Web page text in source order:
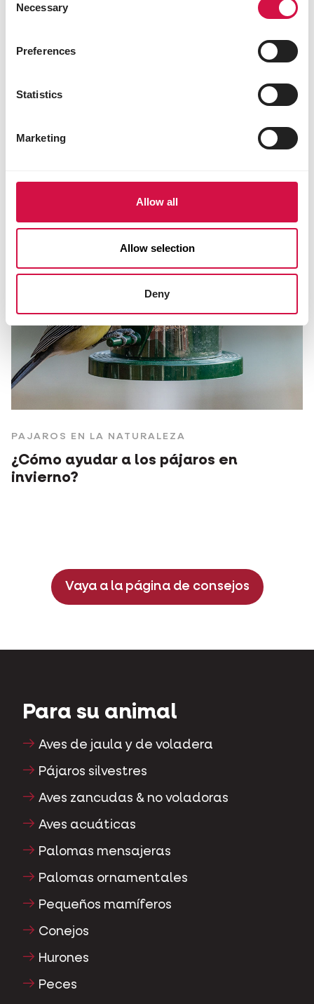
Selection
Necessary
Preferences
Statistics
Marketing
Allow all
Allow selection
Deny
Todas las aves ponen huevos en
PAJAROS EN LA NATURALEZA
¿Cómo ayudar a los pájaros en
invierno?
Vaya a la página de consejos
Para su animal
Aves de jaula y de voladera
Pájaros silvestres
Aves zancudas & no voladoras
Aves acuáticas
Palomas mensajeras
Palomas ornamentales
Pequeños mamíferos
Conejos
Hurones
Peces